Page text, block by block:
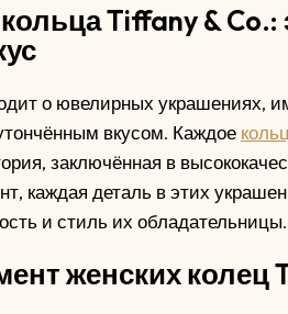
Tiffany & Co.:
о ювелирных украшениях,
вкусом. Каждое
заключённая в
каждая деталь в этих
и стиль их обладательницы.
женских колец